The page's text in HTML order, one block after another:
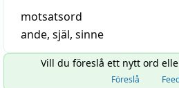
motsatsord
ande, själ, sinne
Vill du föreslå ett nytt ord
Föreslå